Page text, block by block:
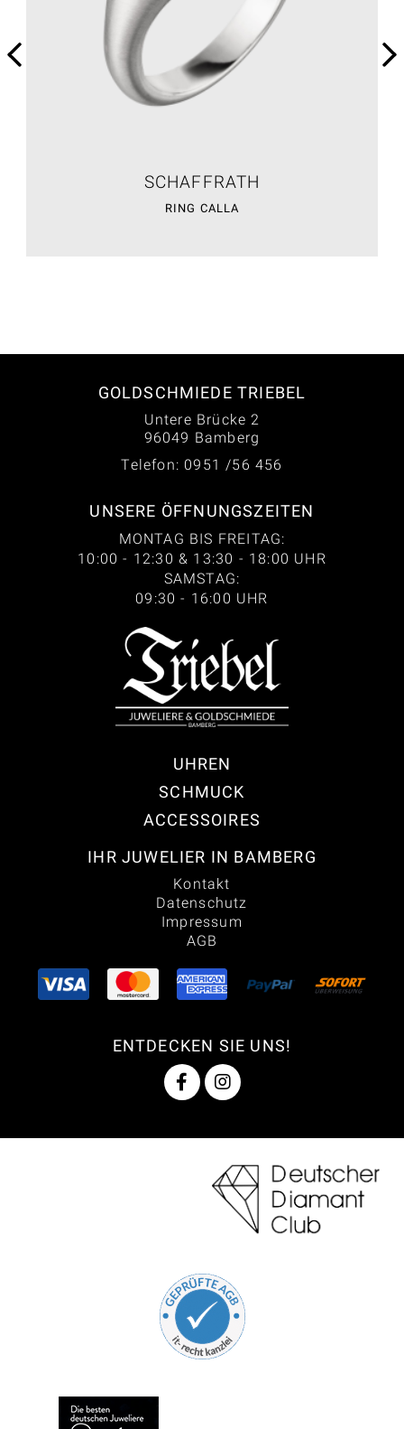
SCHAFFRATH
RING CALLA
GOLDSCHMIEDE TRIEBEL
Untere Brücke 2
96049 Bamberg
Telefon: 0951 /56 456
UNSERE ÖFFNUNGSZEITEN
MONTAG BIS FREITAG:
10:00 - 12:30 & 13:30 - 18:00 UHR
SAMSTAG:
09:30 - 16:00 UHR
UHREN
SCHMUCK
ACCESSOIRES
IHR JUWELIER IN BAMBERG
Kontakt
Datenschutz
Impressum
AGB
ENTDECKEN SIE UNS!